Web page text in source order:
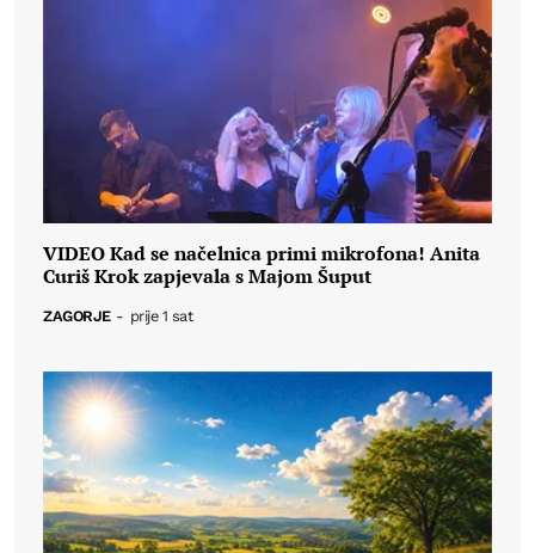
VIDEO Kad se načelnica primi mikrofona! Anita
Curiš Krok zapjevala s Majom Šuput
ZAGORJE - prije 1 sat